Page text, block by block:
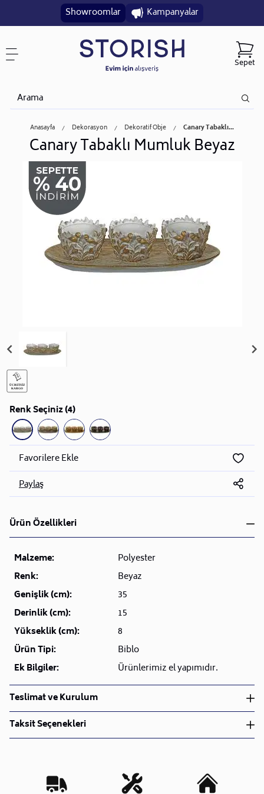
Showroomlar Kampanyalar
Sepet
Anasayfa Dekorasyon Dekoratif Obje Canary Tabaklı...
Canary Tabaklı Mumluk Beyaz
Renk Seçiniz (4)
Favorilere Ekle
Paylaş
Ürün Özellikleri
Malzeme:
Polyester
Renk:
Beyaz
Genişlik (cm):
35
Derinlik (cm):
15
Yükseklik (cm):
8
Ürün Tipi:
Biblo
Ek Bilgiler:
Ürünlerimiz el yapımıdır.
Teslimat ve Kurulum
Teslimat ve Kurulum
• Siparişlerinizi aldıktan sonra en kısa sürede işleme
Kargo süreçlerimizi güçlü lojistik ağımızla
destekleyerek, teslimatı en hızlı şekilde
Taksit Seçenekleri